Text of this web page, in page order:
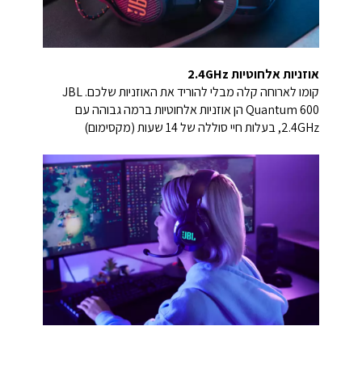
אוזניות אלחוטיות 2.4GHz
קומו לארוחה קלה מבלי להוריד את האוזניות שלכם. JBL
Quantum 600 הן אוזניות אלחוטיות ברמה גבוהה עם
2.4GHz, בעלות חיי סוללה של 14 שעות (מקסימום)